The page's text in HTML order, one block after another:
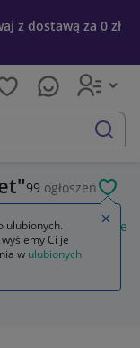
z dostawą za 0 zł
szukaj
99 ogłoszeń
sim internet orange
ulubionych.
Ci je
w ulubionych